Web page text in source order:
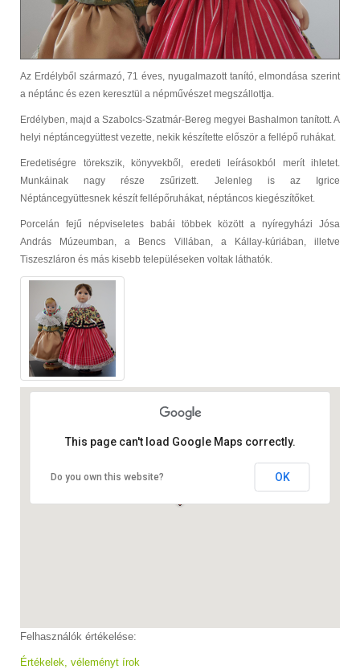
Az Erdélyből származó, 71 éves, nyugalmazott tanító, elmondása szerint
a néptánc és ezen keresztül a népművészet megszállottja.
Erdélyben, majd a Szabolcs-Szatmár-Bereg megyei Bashalmon tanított. A
helyi néptáncegyüttest vezette, nekik készítette először a fellépő ruhákat.
Eredetiségre törekszik, könyvekből, eredeti leírásokból merít ihletet.
Munkáinak nagy része zsűrizett. Jelenleg is az Igrice
Néptáncegyüttesnek készít fellépőruhákat, néptáncos kiegészítőket.
Porcelán fejű népviseletes babái többek között a nyíregyházi Jósa
András Múzeumban, a Bencs Villában, a Kállay-kúriában, illetve
Tiszeszláron és más kisebb településeken voltak láthatók.
This page can't load Google Maps correctly.
Do you own this website? OK
Felhasználók értékelése:
Értékelek, véleményt írok